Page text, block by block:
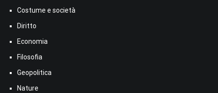
Costume e società
Diritto
Economia
Filosofia
Geopolitica
Nature